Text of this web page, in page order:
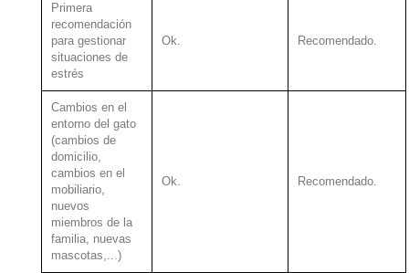
Primera
recomendación
para gestionar
situaciones de
estrés
Ok. Recomendado.
Cambios en el
entorno del gato
(cambios de
domicilio,
cambios en el
mobiliario,
nuevos
miembros de la
familia, nuevas
mascotas,...)
Ok. Recomendado.